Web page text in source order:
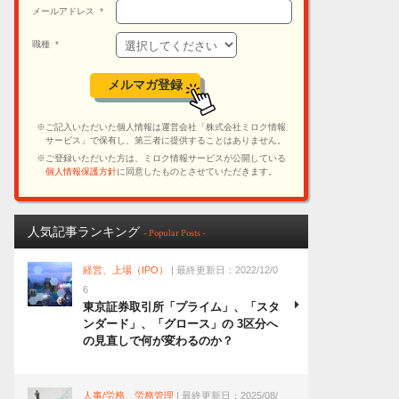
人気記事ランキング - Popular Posts -
経営、上場（IPO）
| 最終更新日：2022/12/0
6
東京証券取引所「プライム」、「スタ
ンダード」、「グロース」の 3区分へ
の見直しで何が変わるのか？
人事/労務、労務管理 | 最終更新日：2025/08/